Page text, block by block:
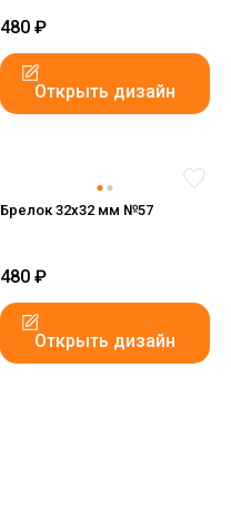
480 ₽
Открыть дизайн
Брелок 32x32 мм №57
480 ₽
Открыть дизайн